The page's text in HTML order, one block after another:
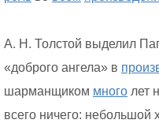
А. Н. Толстой выделил
«доброго ангела» в
шарманщиком много лет
всего ничего: небольшой